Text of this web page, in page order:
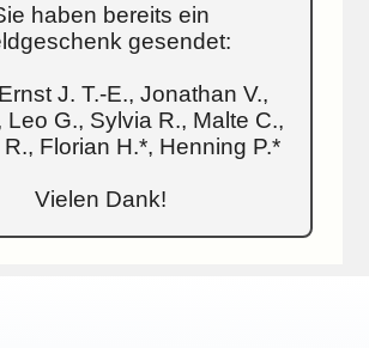
haben bereits ein
gesendet:
J. T.-E., Jonathan V.,
Leo G., Sylvia R., Malte C.,
Florian H.*, Henning P.*
Vielen Dank!